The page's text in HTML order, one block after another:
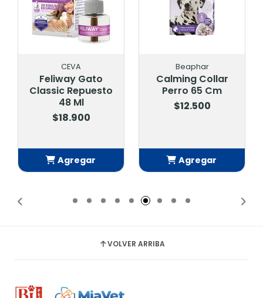
CEVA
Feliway Gato
Classic Repuesto
48 Ml
$18.900
Agregar
Beaphar
Calming Collar
Perro 65 Cm
$12.500
Agregar
VOLVER ARRIBA